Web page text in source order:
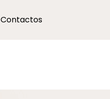
Contactos